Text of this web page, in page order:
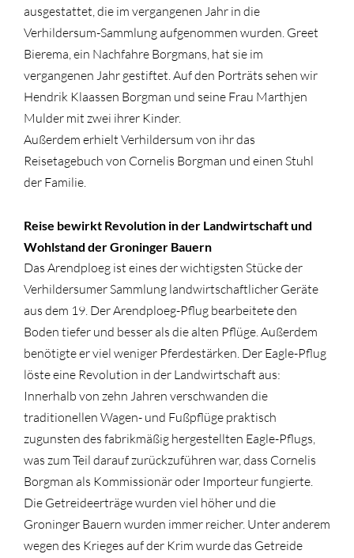
ausgestattet, die im vergangenen Jahr in die
Verhildersum-Sammlung aufgenommen wurden. Greet
Bierema, ein Nachfahre Borgmans, hat sie im
vergangenen Jahr gestiftet. Auf den Porträts sehen wir
Hendrik Klaassen Borgman und seine Frau Marthjen
Mulder mit zwei ihrer Kinder.
Außerdem erhielt Verhildersum von ihr das
Reisetagebuch von Cornelis Borgman und einen Stuhl
der Familie.
Reise bewirkt Revolution in der Landwirtschaft und
Wohlstand der Groninger Bauern
Das Arendploeg ist eines der wichtigsten Stücke der
Verhildersumer Sammlung landwirtschaftlicher Geräte
aus dem 19. Der Arendploeg-Pflug bearbeitete den
Boden tiefer und besser als die alten Pflüge. Außerdem
benötigte er viel weniger Pferdestärken. Der Eagle-Pflug
löste eine Revolution in der Landwirtschaft aus:
Innerhalb von zehn Jahren verschwanden die
traditionellen Wagen- und Fußpflüge praktisch
zugunsten des fabrikmäßig hergestellten Eagle-Pflugs,
was zum Teil darauf zurückzuführen war, dass Cornelis
Borgman als Kommissionär oder Importeur fungierte.
Die Getreideerträge wurden viel höher und die
Groninger Bauern wurden immer reicher. Unter anderem
wegen des Krieges auf der Krim wurde das Getreide